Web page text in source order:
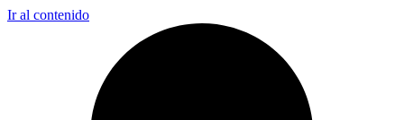
Ir al contenido